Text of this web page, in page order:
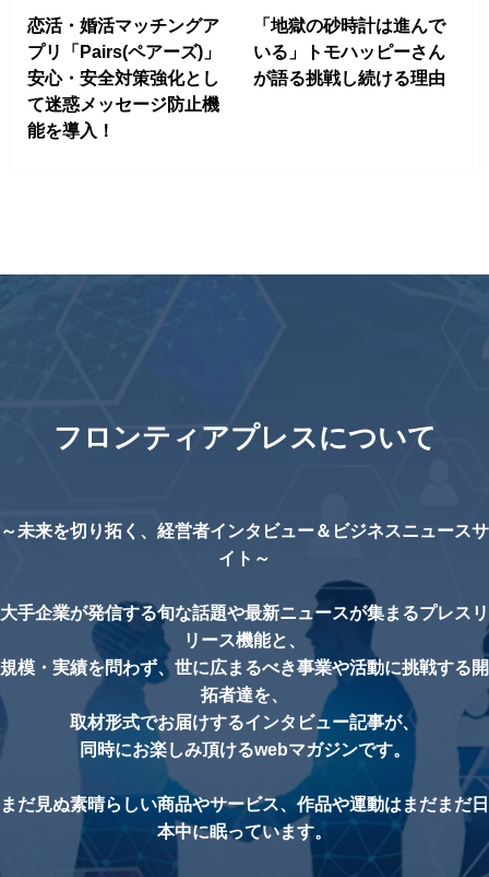
恋活・婚活マッチングア
プリ「Pairs(ペアーズ)」
安心・安全対策強化とし
て迷惑メッセージ防止機
能を導入！
「地獄の砂時計は進んで
いる」トモハッピーさん
が語る挑戦し続ける理由
フロンティアプレスについて
～未来を切り拓く、経営者インタビュー＆ビジネスニュースサ
イト～
大手企業が発信する旬な話題や最新ニュースが集まるプレスリ
リース機能と、
規模・実績を問わず、世に広まるべき事業や活動に挑戦する開
拓者達を、
取材形式でお届けするインタビュー記事が、
同時にお楽しみ頂けるwebマガジンです。
まだ見ぬ素晴らしい商品やサービス、作品や運動はまだまだ日
本中に眠っています。